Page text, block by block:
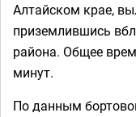
Алтайском крае,
приземлившись
района. Общее
минут.
По данным